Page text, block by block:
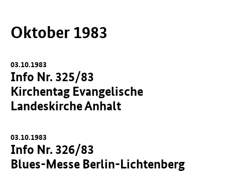
Oktober 1983
03.10.1983
Info Nr. 325/83
Kirchentag Evangelische
Landeskirche Anhalt
03.10.1983
Info Nr. 326/83
Blues-Messe Berlin-Lichtenberg